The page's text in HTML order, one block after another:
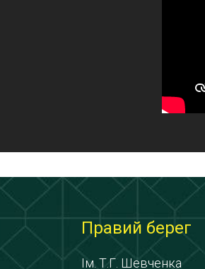
Правий берег
Ім. Т.Г. Шевченка